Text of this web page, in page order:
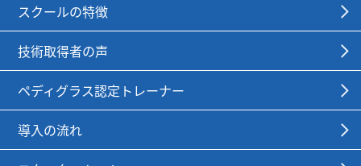
スクールの特徴
技術取得者の声
ペディグラス認定トレーナー
導入の流れ